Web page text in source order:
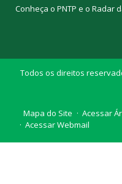
Conheça o PNTP e o Radar
Todos os direitos
Mapa do Site
Acessar
Acessar Webmail